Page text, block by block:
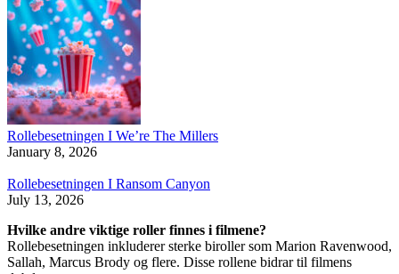
Rollebesetningen I We’re The Millers
January 8, 2026
Rollebesetningen I Ransom Canyon
July 13, 2026
Hvilke andre viktige roller finnes i filmene?
Rollebesetningen inkluderer sterke biroller som Marion Ravenwood,
Sallah, Marcus Brody og flere. Disse rollene bidrar til filmens